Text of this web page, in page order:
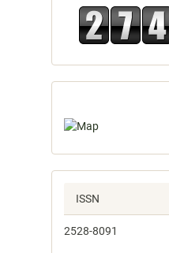
ISSN
2528-8091